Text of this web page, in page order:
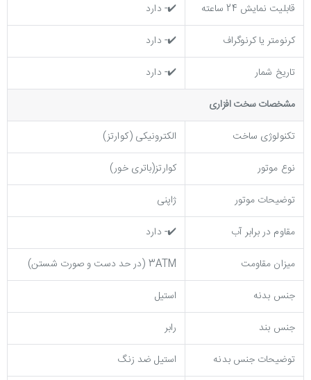
قابلیت نمایش 24 ساعته
✔️- دارد
کرنومتر یا کرنوگراف
✔️- دارد
تاریخ شمار
✔️- دارد
مشخصات سخت افزاری
تکنولوژی ساخت
الکترونیکی (کوارتز)
نوع موتور
کوارتز(باتری خور)
توضیحات موتور
ژاپنی
مقاوم در برابر آب
✔️- دارد
میزان مقاومت
3ATM (در حد دست و صورت شستن)
جنس بدنه
استیل
جنس بند
رابر
توضيحات جنس بدنه
استیل ضد زنگ